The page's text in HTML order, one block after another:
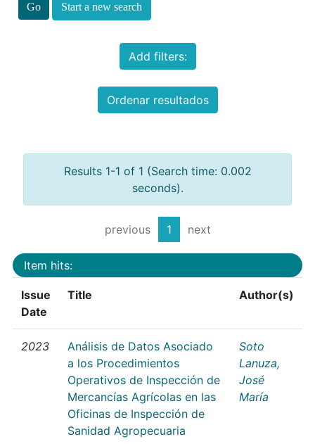
Start a new search
Add filters:
Ordenar resultados
Results 1-1 of 1 (Search time: 0.002
seconds).
previous 1 next
Item hits:
Issue
Date
Title Author(s)
2023
Análisis de Datos Asociado
a los Procedimientos
Operativos de Inspección de
Mercancías Agrícolas en las
Oficinas de Inspección de
Sanidad Agropecuaria
Soto
Lanuza,
José
María